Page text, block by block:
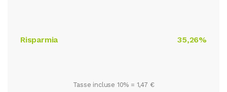
Risparmia 35,26%
Tasse incluse 10% = 1,47 €